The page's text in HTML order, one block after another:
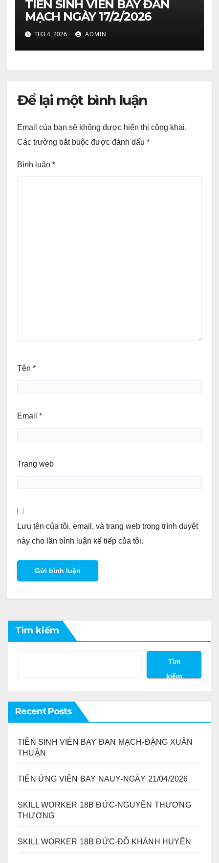
TIỄN SINH VIÊN BAY ĐAN
MẠCH NGÀY 17/2/2026
TH3 4, 2026 ADMIN
Để lại một bình luận
Email của bạn sẽ không được hiển thị công khai.
Các trường bắt buộc được đánh dấu *
Bình luận *
Tên *
Email *
Trang web
Lưu tên của tôi, email, và trang web trong trình duyệt
này cho lần bình luận kế tiếp của tôi.
Tìm kiếm
Tìm
kiếm
Recent Posts
TIỄN SINH VIÊN BAY ĐAN MẠCH-ĐẶNG XUÂN
THUẬN
TIỄN ỨNG VIÊN BAY NAUY-NGÀY 21/04/2026
SKILL WORKER 18B ĐỨC-NGUYỄN THƯƠNG
THƯƠNG
SKILL WORKER 18B ĐỨC-ĐỖ KHÁNH HUYỀN